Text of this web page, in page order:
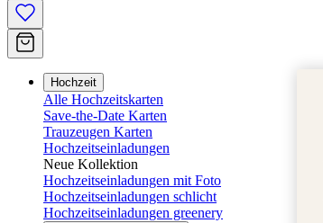
Hochzeit
Alle Hochzeitskarten
Save-the-Date Karten
Trauzeugen Karten
Hochzeitseinladungen
Neue Kollektion
Hochzeitseinladungen mit Foto
Hochzeitseinladungen schlicht
Hochzeitseinladungen greenery